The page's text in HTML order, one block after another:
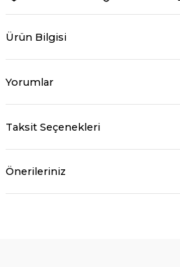
Ürün Bilgisi
Yorumlar
Taksit Seçenekleri
Önerileriniz